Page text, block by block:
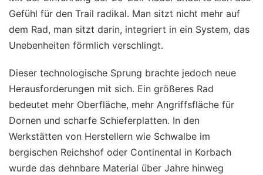
Gefühl für den Trail radikal. Man sitzt nicht mehr auf
dem Rad, man sitzt darin, integriert in ein System, das
Unebenheiten förmlich verschlingt.
Dieser technologische Sprung brachte jedoch neue
Herausforderungen mit sich. Ein größeres Rad
bedeutet mehr Oberfläche, mehr Angriffsfläche für
Dornen und scharfe Schieferplatten. In den
Werkstätten von Herstellern wie Schwalbe im
bergischen Reichshof oder Continental in Korbach
wurde das dehnbare Material über Jahre hinweg